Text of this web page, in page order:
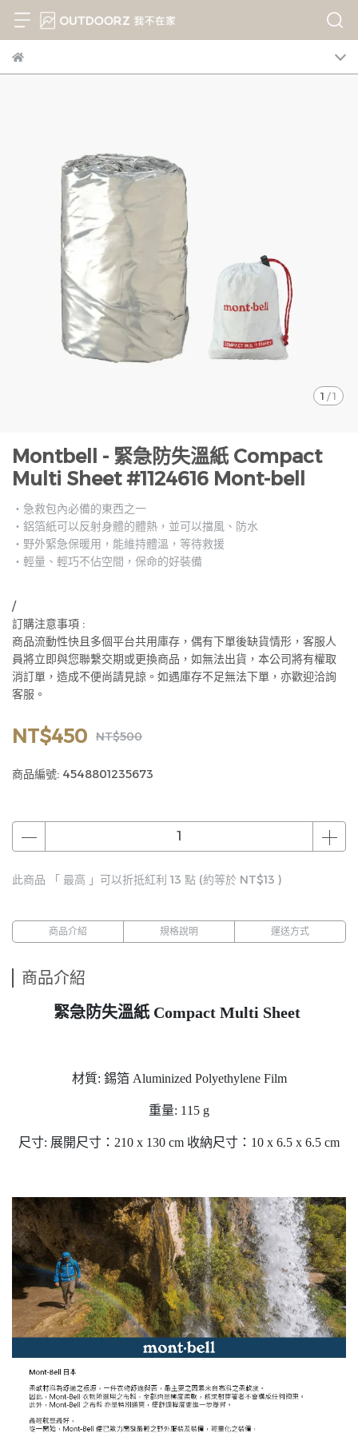
1 /1
Montbell - 緊急防失溫紙 Compact
Multi Sheet #1124616 Mont-bell
・急救包內必備的東西之一
・鋁箔紙可以反射身體的體熱，並可以擋風、防水
・野外緊急保暖用，能維持體溫，等待救援
・輕量、輕巧不佔空間，保命的好裝備
/
訂購注意事項 :
商品流動性快且多個平台共用庫存，偶有下單後缺貨情形，客服人
員將立即與您聯繫交期或更換商品，如無法出貨，本公司將有權取
消訂單，造成不便尚請見諒。如遇庫存不足無法下單，亦歡迎洽詢
客服。
NT$450 NT$500
商品編號: 4548801235673
此商品 「 最高 」可以折抵紅利 13 點 (約等於 NT$13 )
商品介紹 規格說明 運送方式
商品介紹
緊急防失溫紙 Compact Multi Sheet
材質: 錫箔 Aluminized Polyethylene Film
重量: 115 g
尺寸: 展開尺寸：210 x 130 cm 收納尺寸：10 x 6.5 x 6.5 cm